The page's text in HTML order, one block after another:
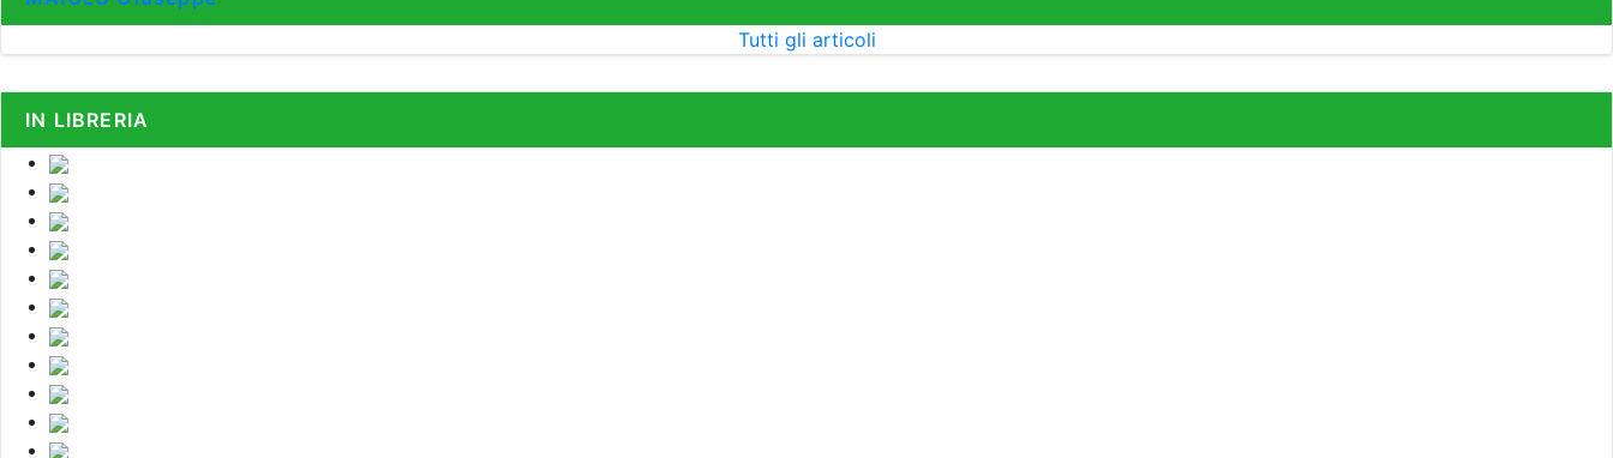
Tutti gli articoli
IN LIBRERIA